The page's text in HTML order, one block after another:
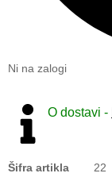
Ni na zalogi
O dostavi -
Šifra artikla
22